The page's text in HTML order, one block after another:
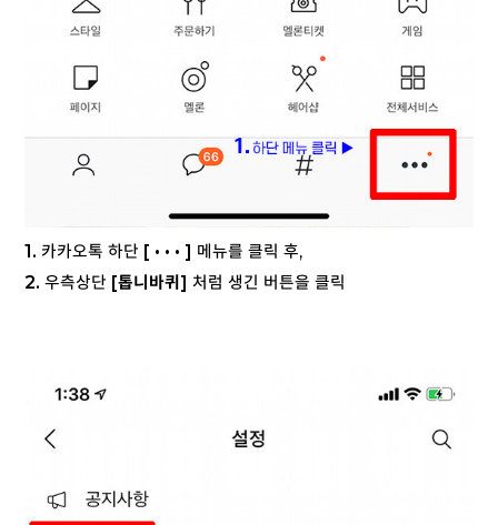
1. 카카오톡 하단 [ • • • ] 메뉴를 클릭 후,
2. 우측상단 [톱니바퀴] 처럼 생긴 버튼을 클릭